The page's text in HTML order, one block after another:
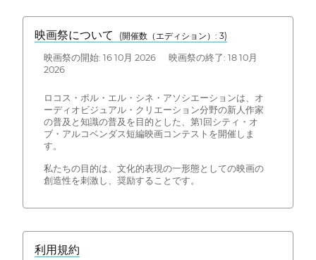
映画祭について (開催数（エディション）: 3)
映画祭の開始: 16 10月 2026 映画祭の終了: 18 10月
2026
ロコス・ポル・エル・シネ・アソシエーションは、オ
ーディオビジュアル・クリエーション分野の新人作家
の普及と知識の普及を目的とした、第1回シティ・オ
ブ・アルコベンダス短編映画コンテストを開催しま
す。
私たちの目的は、文化的表現の一形態としての映画の
創造性を刺激し、奨励することです。
利用規約